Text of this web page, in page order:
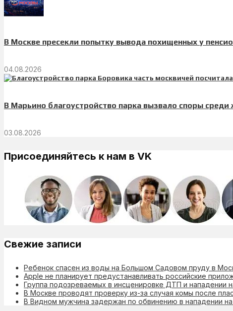
В Москве пресекли попытку вывода похищенных у
04.08.2026
В Марьино благоустройство парка вызвало споры среди
03.08.2026
Присоединяйтесь к нам в VK
Свежие записи
Ребенок спасен из воды на Большом Садовом пруду в
Apple не планирует предустанавливать российские
Группа подозреваемых в инсценировке ДТП и нападении
В Москве проводят проверку из-за случая комы после
В Видном мужчина задержан по обвинению в нападении